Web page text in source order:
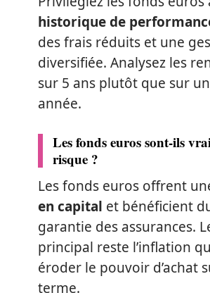
historique de
des frais réduits et une
diversifiée. Analysez les
sur 5 ans plutôt que sur
année.
Les fonds euros sont-ils
risque ?
Les fonds euros offrent
en capital et bénéficient
garantie des assurances.
principal reste l’inflation
éroder le pouvoir d’achat
terme.